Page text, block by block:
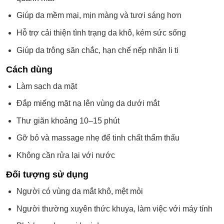
Giúp da mềm mại, mịn màng và tươi sáng hơn
Hỗ trợ cải thiện tình trạng da khô, kém sức sống
Giúp da trông săn chắc, hạn chế nếp nhăn li ti
Cách dùng
Làm sạch da mặt
Đắp miếng mặt nạ lên vùng da dưới mắt
Thư giãn khoảng 10–15 phút
Gỡ bỏ và massage nhẹ để tinh chất thẩm thấu
Không cần rửa lại với nước
Đối tượng sử dụng
Người có vùng da mắt khô, mệt mỏi
Người thường xuyên thức khuya, làm việc với máy tính